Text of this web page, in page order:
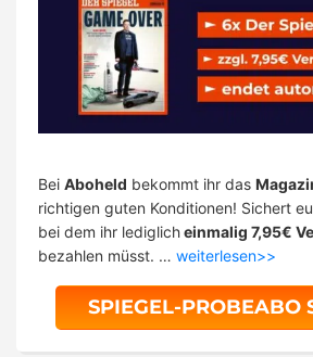
Bei Aboheld bekommt ihr das
richtigen guten Konditionen! Sichert
bei dem ihr lediglicheinmalig 7,95€
bezahlen müsst. … weiterlesen>>
SPIEGEL-PROBEABO